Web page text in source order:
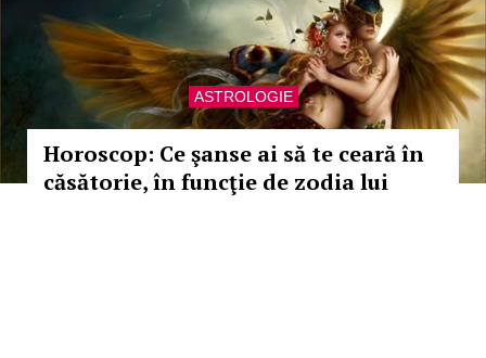
ASTROLOGIE
Horoscop: Ce şanse ai să te ceară în
căsătorie, în funcţie de zodia lui